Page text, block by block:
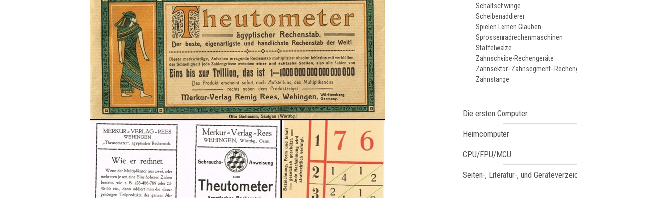
Schaltschwinge
Scheibenaddierer
Spielen Lernen Glauben
Sprossenradrechenmaschinen
Staffelwalze
Zahnscheibe-Rechengeräte
Zahnsektor- Zahnsegment- Rechengeräte
Zahnstange
Die ersten Computer
Heimcomputer
CPU/FPU/MCU
Seiten-, Literatur-, und Geräteverzeichnis